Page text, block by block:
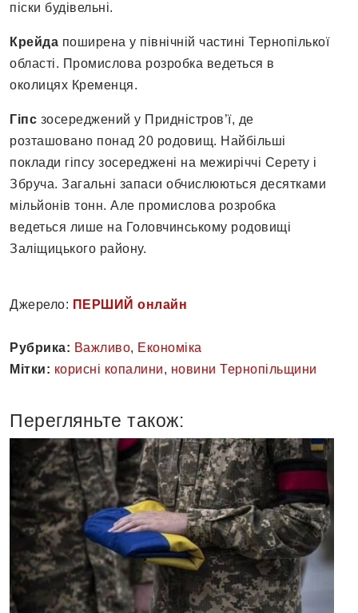
піски будівельні.
Крейда поширена у північній частині Тернопілької
області. Промислова розробка ведеться в
околицях Кременця.
Гіпс зосереджений у Придністров’ї, де
розташовано понад 20 родовищ. Найбільші
поклади гіпсу зосереджені на межиріччі Серету і
Збруча. Загальні запаси обчислюються десятками
мільйонів тонн. Але промислова розробка
ведеться лише на Головчинському родовищі
Заліщицького району.
Джерело: ПЕРШИЙ онлайн
Рубрика: Важливо, Економіка
Мітки: корисні копалини, новини Тернопільщини
Перегляньте також: